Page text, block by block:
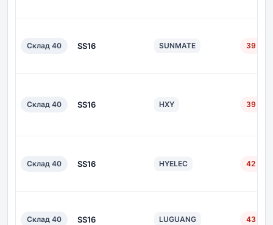
Склад 40 SS16 SUNMATE 39 дн.
Склад 40 SS16 HXY 39 дн.
Склад 40 SS16 HYELEC 42 дн.
Склад 40 SS16 LUGUANG 43 дн.